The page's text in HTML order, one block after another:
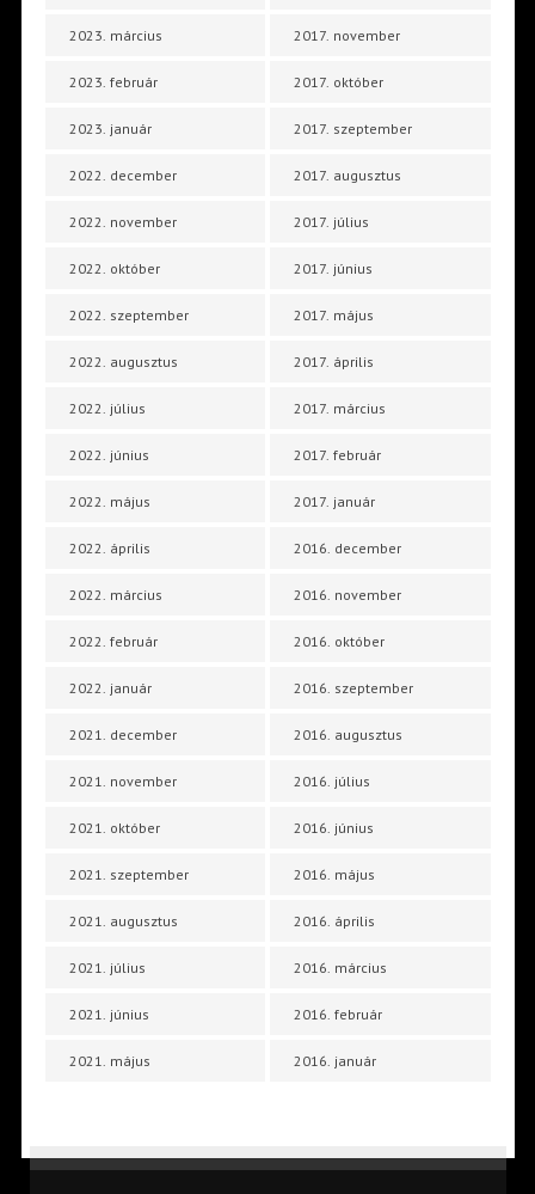
2023. március
2023. február
2023. január
2022. december
2022. november
2022. október
2022. szeptember
2022. augusztus
2022. július
2022. június
2022. május
2022. április
2022. március
2022. február
2022. január
2021. december
2021. november
2021. október
2021. szeptember
2021. augusztus
2021. július
2021. június
2021. május
2017. november
2017. október
2017. szeptember
2017. augusztus
2017. július
2017. június
2017. május
2017. április
2017. március
2017. február
2017. január
2016. december
2016. november
2016. október
2016. szeptember
2016. augusztus
2016. július
2016. június
2016. május
2016. április
2016. március
2016. február
2016. január